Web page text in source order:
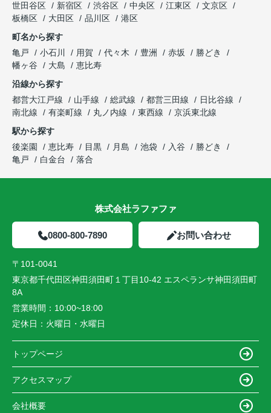
世田谷区
新宿区 渋谷区 中央区 江東区
文京区
板橋区
大田区 品川区
港区
町名から探す
亀戸
小石川 用賀 代々木 豊洲 赤坂
勝どき
幡ヶ谷
大島
恵比寿
沿線から探す
都営大江戸線
山手線 総武線 都営三田線
日比谷線
南北線
有楽町線 丸ノ内線 東西線
京浜東北線
駅から探す
後楽園
恵比寿 目黒 月島 池袋 入谷
勝どき
亀戸
白金台 落合
株式会社ラファファ
0800-800-7890 お問い合わせ
〒101-0041
東京都千代田区神田須田町１丁目10-42 エスペランサ神田須田町
8A
営業時間： 10:00~18:00
定休日： 火曜日・水曜日
トップページ
アクセスマップ
会社概要